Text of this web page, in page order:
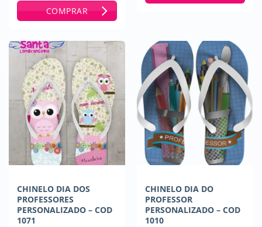
COMPRAR
CHINELO DIA DOS
PROFESSORES
PERSONALIZADO – COD
1071
CHINELO DIA DO
PROFESSOR
PERSONALIZADO – COD
1010